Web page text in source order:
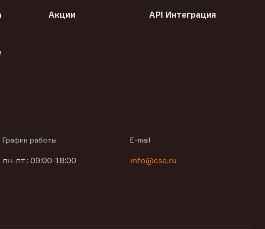
Акции API Интеграция
График работы
пн-пт : 09:00-18:00
E-mail
info@cse.ru